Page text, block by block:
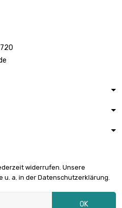
€ 1.280,97widerrufen. Unsere
u. a. in der Datenschutzerklärung.
OK